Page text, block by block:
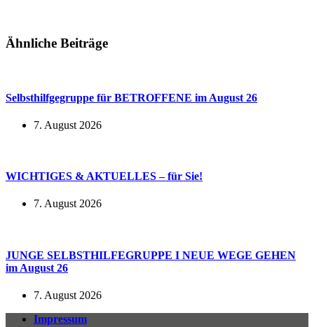
Ähnliche Beiträge
Selbsthilfgegruppe für BETROFFENE im August 26
7. August 2026
WICHTIGES & AKTUELLES – für Sie!
7. August 2026
JUNGE SELBSTHILFEGRUPPE I NEUE WEGE GEHEN
im August 26
7. August 2026
Impressum